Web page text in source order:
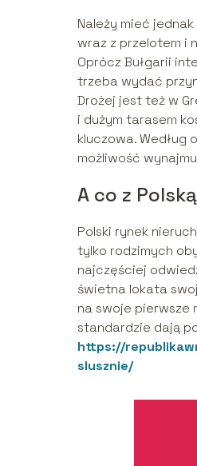
Należy mieć
wraz z przelotem i
Oprócz Bułgarii
trzeba wydać
Drożej jest też w
i dużym tarasem
kluczowa.
możliwość
A co z
Polski rynek
tylko rodzimych
najczęściej
świetna lokata
na swoje pierwsze
standardzie dają
https://
slusznie/